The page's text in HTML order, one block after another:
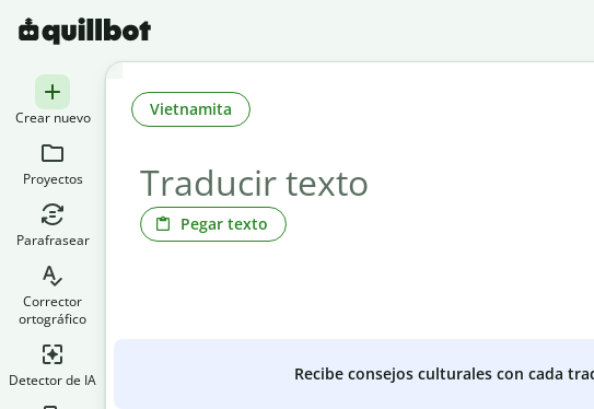
Crear nuevo
Proyectos
Parafrasear
Corrector
ortográfico
Detector de IA
Pegar texto
Vietnamita
Recibe consejos culturales con cada